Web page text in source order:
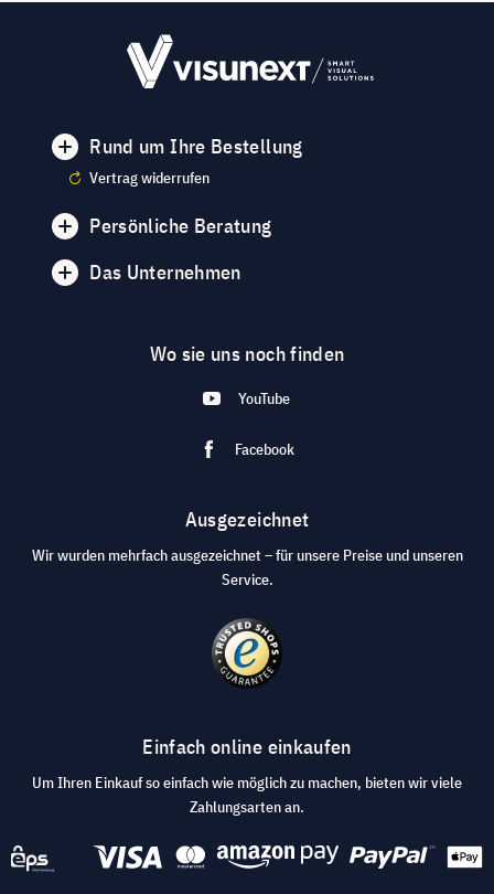
Rund um Ihre Bestellung
Vertrag widerrufen
Persönliche Beratung
Das Unternehmen
Wo sie uns noch finden
YouTube
Facebook
Ausgezeichnet
Wir wurden mehrfach ausgezeichnet – für unsere Preise und unseren
Service.
Einfach online einkaufen
Um Ihren Einkauf so einfach wie möglich zu machen, bieten wir viele
Zahlungsarten an.